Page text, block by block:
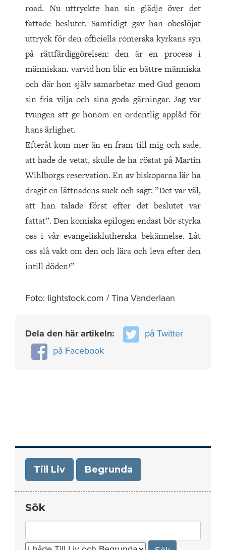
road. Nu uttryckte han sin glädje över det
fattade beslutet. Samtidigt gav han obeslöjat
uttryck för den officiella romerska kyrkans syn
på rättfärdiggörelsen: den är en process i
människan. varvid hon blir en bättre människa
och där hon själv samarbetar med Gud genom
sin fria vilja och sina goda gärningar. Jag var
tvungen att ge honom en ordentlig applåd för
hans ärlighet.
Efteråt kom mer än en fram till mig och sade,
att hade de vetat, skulle de ha röstat på Martin
Wihlborgs reservation. En av biskoparna lär ha
dragit en lättnadens suck och sagt: ”Det var väl,
att han talade först efter det beslutet var
fattat”. Den komiska epilogen endast bör styrka
oss i vår evangelisklutherska bekännelse. Låt
oss slå vakt om den och lära och leva efter den
intill döden!”
Foto: lightstock.com / Tina Vanderlaan
Dela den här artikeln:
på Twitter
på Facebook
Till Liv Begrunda
Sök
for: